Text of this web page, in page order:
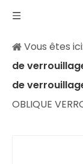
Vous êtes ici:
de
de
OBLIQUE